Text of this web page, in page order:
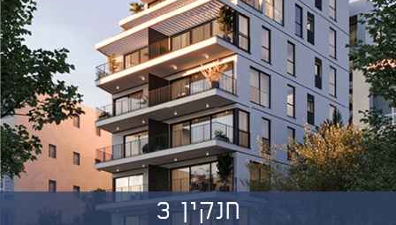
חנקין 3